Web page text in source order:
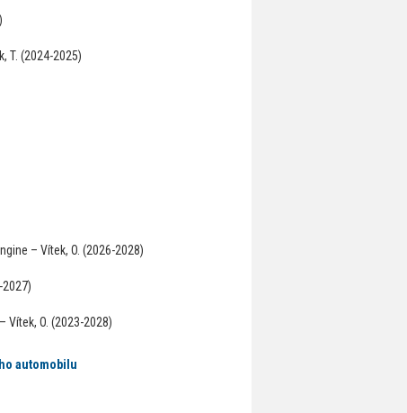
T. (2024-2025)
– Vítek, O. (2026-2028)
Vítek, O. (2023-2028)
automobilu